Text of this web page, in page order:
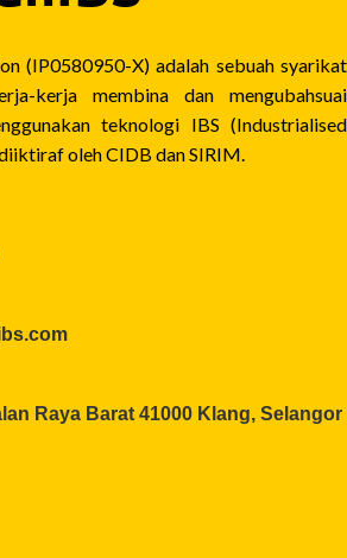
(IP0580950-X) adalah sebuah syarikat
kerja membina dan mengubahsuai
teknologi IBS (Industrialised
oleh CIDB dan SIRIM.
Raya Barat 41000 Klang, Selangor